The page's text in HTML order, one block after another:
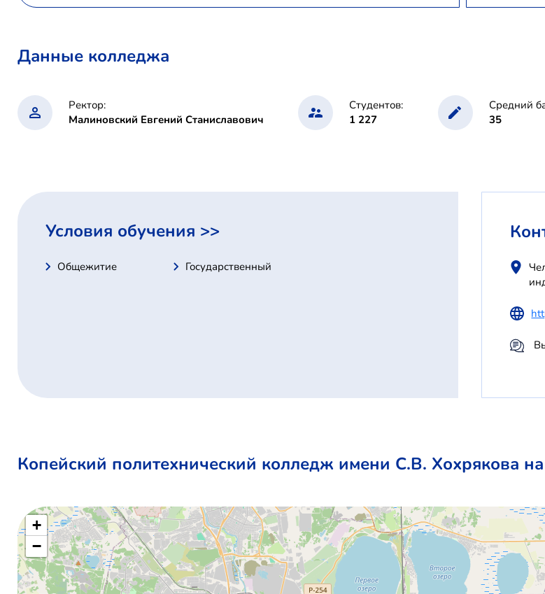
Данные колледжа
Ректор:
Малиновский Евгений Станиславович
Студентов:
1 227
Средний
35
Условия обучения >>
Общежитие Государственный
Копейский политехнический колледж имени С.В. Хохрякова на
+
−